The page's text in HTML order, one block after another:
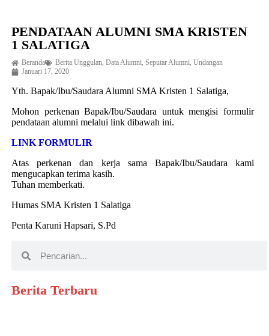
PENDATAAN ALUMNI SMA KRISTEN
1 SALATIGA
Beranda Berita Unggulan, Data Alumni, Seputar Alumni, Undangan
Januari 17, 2020
Yth. Bapak/Ibu/Saudara Alumni SMA Kristen 1 Salatiga,
Mohon perkenan Bapak/Ibu/Saudara untuk mengisi formulir
pendataan alumni melalui link dibawah ini.
LINK FORMULIR
Atas perkenan dan kerja sama Bapak/Ibu/Saudara kami
mengucapkan terima kasih.
Tuhan memberkati.
Humas SMA Kristen 1 Salatiga
Penta Karuni Hapsari, S.Pd
Berita Terbaru